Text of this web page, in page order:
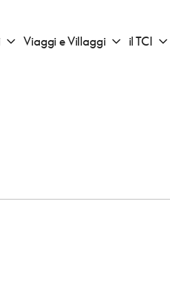
Apri sotto menu "Pubblicazioni"
Viaggi e Villaggi Apri sotto
il TCI